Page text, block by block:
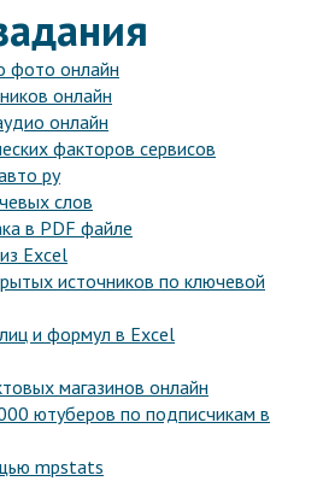
фото онлайн
онлайн
онлайн
факторов сервисов
ру
слов
в PDF файле
Excel
источников по ключевой
и формул в Excel
магазинов онлайн
ютуберов по подписчикам в
mpstats